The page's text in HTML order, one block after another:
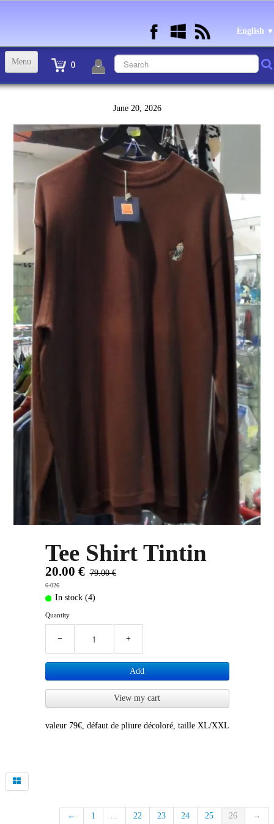
English ▼
0
Menu
STATUETTES BD RESINE et PLOMB▼
ANDRE FRANQUIN OBJETS ET VETEMENTS
BECASSINE OU BETTY BOOP OBJETS ET VETEMENTS
WARNER OBJETS ET VETEMENTS
PLUS D'OBJETS ET VETEMENTS BD
IDEES CADEAUX ET PLUS
BYZANCE
June 20, 2026
Tee Shirt Tintin
20.00 € 79.00 €
6-026
In stock (4)
Quantity
− +
Add
View my cart
valeur 79€, défaut de pliure décoloré, taille XL/XXL
← 1 ... 22 23 24 25 26 →